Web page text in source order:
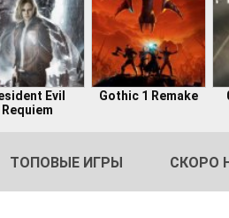
Evil
Requiem
Gothic 1 Remake
ТОПОВЫЕ ИГРЫ СКОРО